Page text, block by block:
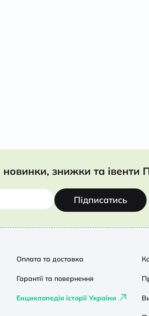
знижки та івенти
Підписатись
Оплата та доставка
Гарантії та повернення
Енциклопедія історії України